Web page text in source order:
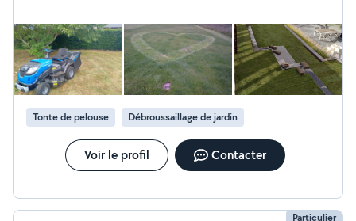
Tonte de pelouse Débroussaillage de jardin
Voir le profil Contacter
Particulier